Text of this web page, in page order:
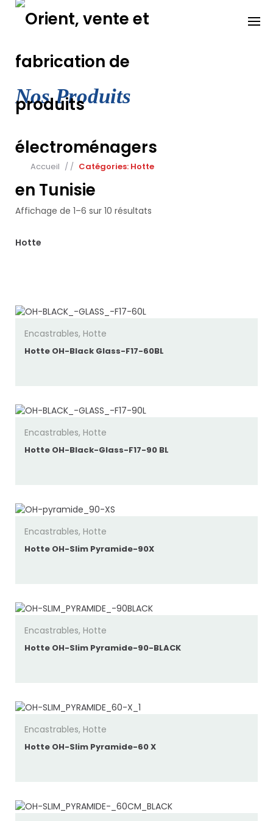
Skip
Nos Produits
Accueil / / Catégories: Hotte
Affichage de 1–6 sur 10 résultats
Hotte
Encastrables, Hotte
Hotte OH-Black Glass-F17-60BL
Encastrables, Hotte
Hotte OH-Black-Glass-F17-90 BL
Encastrables, Hotte
Hotte OH-Slim Pyramide-90X
Encastrables, Hotte
Hotte OH-Slim Pyramide-90-BLACK
Encastrables, Hotte
Hotte OH-Slim Pyramide-60 X